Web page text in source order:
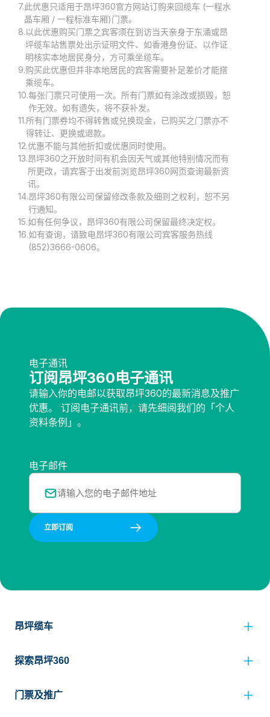
7.此优惠只适用于昂坪360官方网站订购来回缆车 (一程水
晶车厢 / 一程标准车厢)门票。
8.以此优惠购买门票之宾客须在到访当天亲身于东涌或昂
坪缆车站售票处出示证明文件、如香港身份证、以作证
明核实本地居民身分，方可乘坐缆车。
9.购买此优惠但并非本地居民的宾客需要补足差价才能搭
乘缆车。
10.每张门票只可使用一次。所有门票如有涂改或损毁，恕
作无效。如有遗失，将不获补发。
11.所有门票券均不得转售或兑换现金，已购买之门票亦不
得转让、更换或退款。
12.优惠不能与其他折扣或优惠同时使用。
13.昂坪360之开放时间有机会因天气或其他特别情况而有
所更改，请宾客于出发前浏览昂坪360网页查询最新资
讯。
14.昂坪360有限公司保留修改条款及细则之权利，恕不另
行通知。
15.如有任何争议，昂坪360有限公司保留最终决定权。
16.如有查询，请致电昂坪360有限公司宾客服务热线
(852)3666-0606。
电子通讯
订阅昂坪360电子通讯
请输入你的电邮以获取昂坪360的最新消息及推广
优惠。 订阅电子通讯前，请先细阅我们的「个人
资料条例」。
电子邮件
立即订阅
昂坪缆车
探索昂坪360
门票及推广